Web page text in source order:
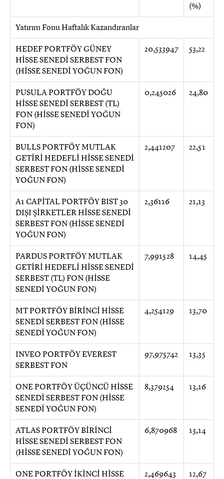
(%)
Yatırım Fonu Haftalık Kazandıranlar
HEDEF PORTFÖY GÜNEY
HİSSE SENEDİ SERBEST FON
(HİSSE SENEDİ YOĞUN FON)
20,533947 53,22
PUSULA PORTFÖY DOĞU
HİSSE SENEDİ SERBEST (TL)
FON (HİSSE SENEDİ YOĞUN
FON)
0,245026 24,80
BULLS PORTFÖY MUTLAK
GETİRİ HEDEFLİ HİSSE SENEDİ
SERBEST FON (HİSSE SENEDİ
YOĞUN FON)
2,441207 22,51
A1 CAPİTAL PORTFÖY BIST 30
DIŞI ŞİRKETLER HİSSE SENEDİ
SERBEST FON (HİSSE SENEDİ
YOĞUN FON)
2,36116 21,13
PARDUS PORTFÖY MUTLAK
GETİRİ HEDEFLİ HİSSE SENEDİ
SERBEST (TL) FON (HİSSE
SENEDİ YOĞUN FON)
7,991528 14,45
MT PORTFÖY BİRİNCİ HİSSE
SENEDİ SERBEST FON (HİSSE
SENEDİ YOĞUN FON)
4,254129 13,70
INVEO PORTFÖY EVEREST
SERBEST FON
97,975742 13,35
ONE PORTFÖY ÜÇÜNCÜ HİSSE
SENEDİ SERBEST FON (HİSSE
SENEDİ YOĞUN FON)
8,379254 13,16
ATLAS PORTFÖY BİRİNCİ
HİSSE SENEDİ SERBEST FON
(HİSSE SENEDİ YOĞUN FON)
6,870968 13,14
ONE PORTFÖY İKİNCİ HİSSE
2,469643 12,67